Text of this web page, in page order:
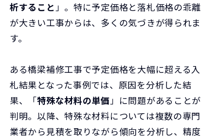
析すること」。特に予定価格と落札価格の乖離
が大きい工事からは、多くの気づきが得られま
す。
ある橋梁補修工事で予定価格を大幅に超える入
札結果となった事例では、原因を分析した結
果、「特殊な材料の単価」に問題があることが
判明。以降、特殊な材料については複数の専門
業者から見積を取りながら傾向を分析し、精度